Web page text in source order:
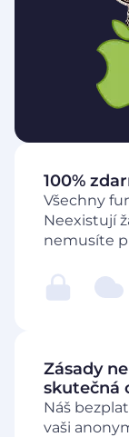
100%
Všechny
Neexistují
nemusíte
Zásady
skutečná
Náš
vaši